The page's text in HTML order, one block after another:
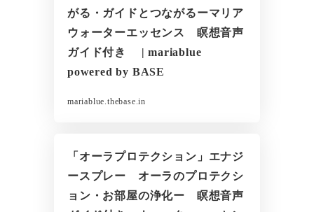
がる・ガイドとつながるーマリア
ウォーターエッセンス 瞑想音声
ガイド付き | mariablue
powered by BASE
mariablue.thebase.in
「オーラプロテクション」エナジ
ースプレー オーラのプロテクシ
ョン・お部屋の浄化ー 瞑想音声